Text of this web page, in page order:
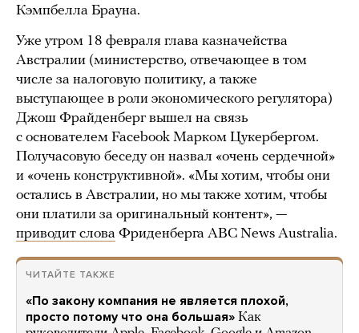
Кэмпбелла Брауна.
Уже утром 18 февраля глава казначейства
Австралии (министерство, отвечающее в том
числе за налоговую политику, а также
выступающее в роли экономического регулятора)
Джош Фрайденберг вышел на связь
с основателем Facebook Марком Цукербергом.
Получасовую беседу он назвал «очень сердечной»
и «очень конструктивной». «Мы хотим, чтобы они
остались в Австралии, но мы также хотим, чтобы
они платили за оригинальный контент», —
приводит слова Фриденберга ABC News Australia.
ЧИТАЙТЕ ТАКЖЕ
«По закону компания не является плохой,
просто потому что она большая» Как